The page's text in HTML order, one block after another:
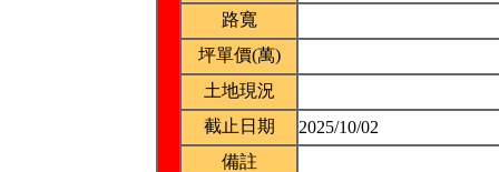
路寬
坪單價(萬)
土地現況
截止日期
2025/10/02
備註